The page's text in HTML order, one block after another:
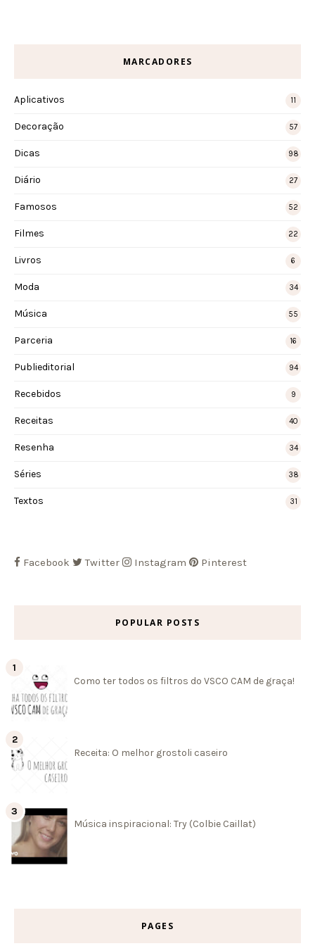
MARCADORES
Aplicativos 11
Decoração 57
Dicas 98
Diário 27
Famosos 52
Filmes 22
Livros 6
Moda 34
Música 55
Parceria 16
Publieditorial 94
Recebidos 9
Receitas 40
Resenha 34
Séries 38
Textos 31
Facebook Twitter Instagram Pinterest
POPULAR POSTS
Como ter todos os filtros do VSCO CAM de graça!
Receita: O melhor grostoli caseiro
Música inspiracional: Try (Colbie Caillat)
PAGES